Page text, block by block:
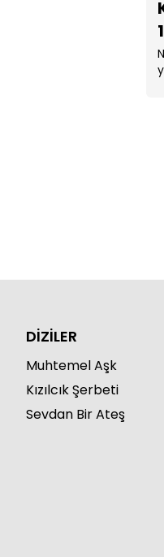
DİZİLER
Muhtemel Aşk
Kızılcık Şerbeti
Sevdan Bir Ateş